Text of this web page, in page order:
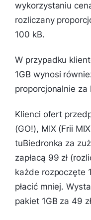
wykorzystaniu
rozliczany
100 kB.
W przypadku
1GB wynosi
proporcjonalnie
Klienci ofert
(GO!), MIX (Frii
tuBiedronka za
zapłacą 99 zł
każde rozpoczęte
płacić mniej.
pakiet 1GB za 49